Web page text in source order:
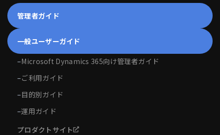
管理者ガイド
一般ユーザーガイド
–Microsoft Dynamics 365向け管理者ガイド
–ご利用ガイド
–目的別ガイド
–運用ガイド
プロダクトサイト